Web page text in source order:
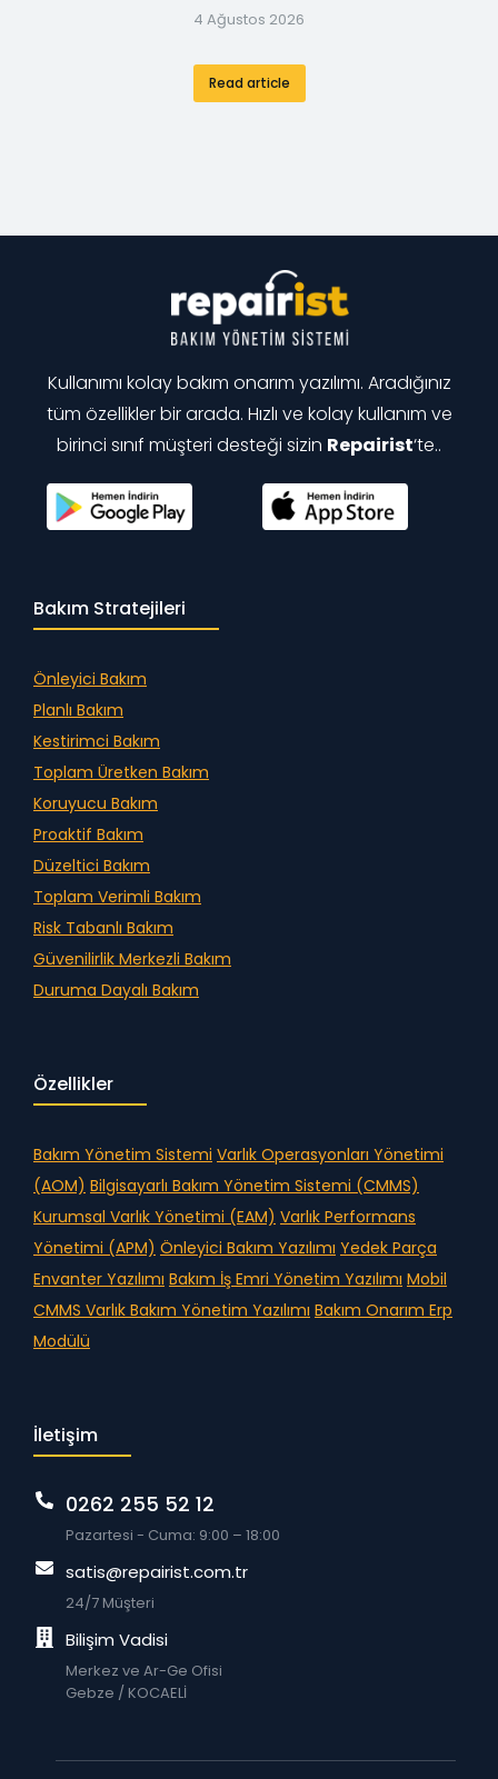
4 Ağustos 2026
Read article
Kullanımı kolay bakım onarım yazılımı. Aradığınız
tüm özellikler bir arada. Hızlı ve kolay kullanım ve
birinci sınıf müşteri desteği sizin Repairist‘te..
Bakım Stratejileri
Önleyici Bakım
Planlı Bakım
Kestirimci Bakım
Toplam Üretken Bakım
Koruyucu Bakım
Proaktif Bakım
Düzeltici Bakım
Toplam Verimli Bakım
Risk Tabanlı Bakım
Güvenilirlik Merkezli Bakım
Duruma Dayalı Bakım
Özellikler
Bakım Yönetim Sistemi Varlık Operasyonları Yönetimi
(AOM) Bilgisayarlı Bakım Yönetim Sistemi (CMMS)
Kurumsal Varlık Yönetimi (EAM) Varlık Performans
Yönetimi (APM) Önleyici Bakım Yazılımı Yedek Parça
Envanter Yazılımı Bakım İş Emri Yönetim Yazılımı Mobil
CMMS Varlık Bakım Yönetim Yazılımı Bakım Onarım Erp
Modülü
İletişim
0262 255 52 12
Pazartesi - Cuma: 9:00 – 18:00
satis@repairist.com.tr
24/7 Müşteri
Bilişim Vadisi
Merkez ve Ar-Ge Ofisi
Gebze / KOCAELİ